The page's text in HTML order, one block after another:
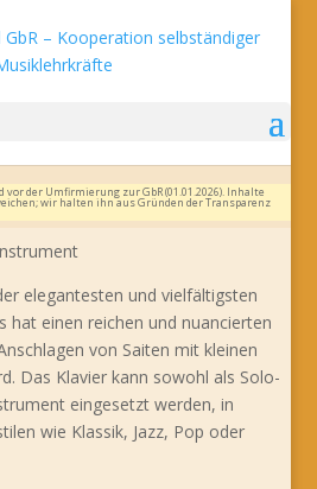
der Umfirmierung zur GbR (01.01.2026). Inhalte
wir halten ihn aus Gründen der Transparenz
elegantesten und vielfältigsten
hat einen reichen und nuancierten
von Saiten mit kleinen
Das Klavier kann sowohl als Solo-
eingesetzt werden, in
wie Klassik, Jazz, Pop oder